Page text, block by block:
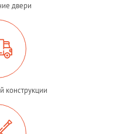
двери
конструкции